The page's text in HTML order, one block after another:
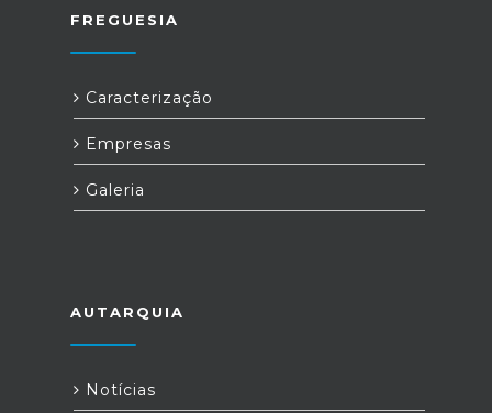
FREGUESIA
Caracterização
Empresas
Galeria
AUTARQUIA
Notícias